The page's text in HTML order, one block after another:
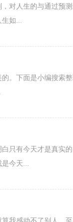
对人生的与通过预
生如...
。下面是小编搜索
只有今天才是真实
是今天...